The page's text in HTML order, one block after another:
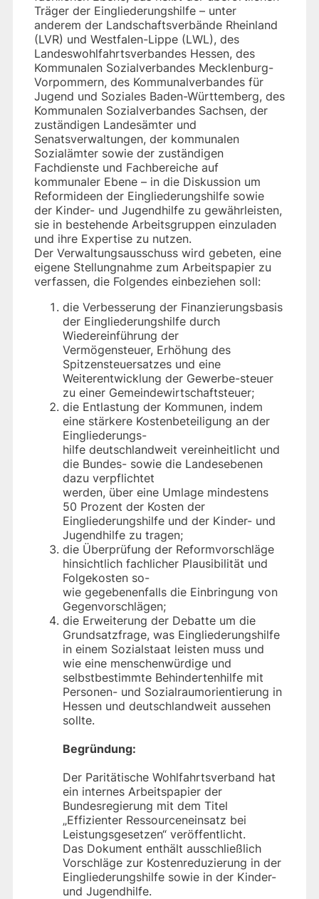
Träger der Eingliederungshilfe – unter
anderem der Landschaftsverbände Rheinland
(LVR) und Westfalen-Lippe (LWL), des
Landeswohlfahrtsverbandes Hessen, des
Kommunalen Sozialverbandes Mecklenburg-
Vorpommern, des Kommunalverbandes für
Jugend und Soziales Baden-Württemberg, des
Kommunalen Sozialverbandes Sachsen, der
zuständigen Landesämter und
Senatsverwaltungen, der kommunalen
Sozialämter sowie der zuständigen
Fachdienste und Fachbereiche auf
kommunaler Ebene – in die Diskussion um
Reformideen der Eingliederungshilfe sowie
der Kinder- und Jugendhilfe zu gewährleisten,
sie in bestehende Arbeitsgruppen einzuladen
und ihre Expertise zu nutzen.
Der Verwaltungsausschuss wird gebeten, eine
eigene Stellungnahme zum Arbeitspapier zu
verfassen, die Folgendes einbeziehen soll:
die Verbesserung der Finanzierungsbasis
der Eingliederungshilfe durch
Wiedereinführung der
Vermögensteuer, Erhöhung des
Spitzensteuersatzes und eine
Weiterentwicklung der Gewerbe-steuer
zu einer Gemeindewirtschaftsteuer;
die Entlastung der Kommunen, indem
eine stärkere Kostenbeteiligung an der
Eingliederungs-
hilfe deutschlandweit vereinheitlicht und
die Bundes- sowie die Landesebenen
dazu verpflichtet
werden, über eine Umlage mindestens
50 Prozent der Kosten der
Eingliederungshilfe und der Kinder- und
Jugendhilfe zu tragen;
die Überprüfung der Reformvorschläge
hinsichtlich fachlicher Plausibilität und
Folgekosten so-
wie gegebenenfalls die Einbringung von
Gegenvorschlägen;
die Erweiterung der Debatte um die
Grundsatzfrage, was Eingliederungshilfe
in einem Sozialstaat leisten muss und
wie eine menschenwürdige und
selbstbestimmte Behindertenhilfe mit
Personen- und Sozialraumorientierung in
Hessen und deutschlandweit aussehen
sollte.
Begründung:
Der Paritätische Wohlfahrtsverband hat
ein internes Arbeitspapier der
Bundesregierung mit dem Titel
„Effizienter Ressourceneinsatz bei
Leistungsgesetzen“ veröffentlicht.
Das Dokument enthält ausschließlich
Vorschläge zur Kostenreduzierung in der
Eingliederungshilfe sowie in der Kinder-
und Jugendhilfe.